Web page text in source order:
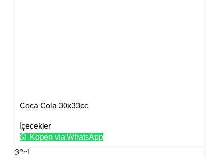
Coca Cola 30x33cc
İçecekler
Kopen via WhatsApp
33cl